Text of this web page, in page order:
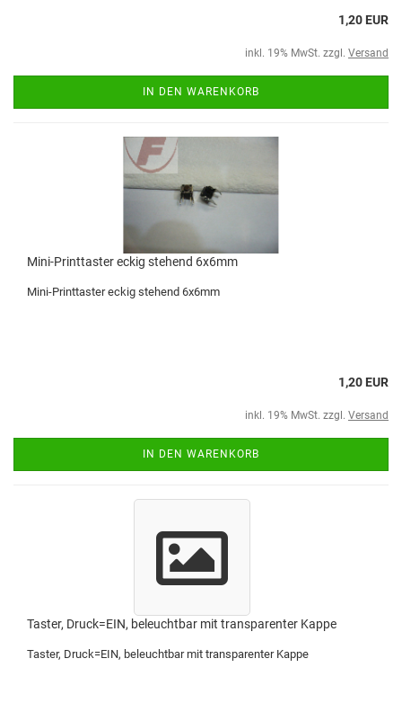
1,20 EUR
inkl. 19% MwSt. zzgl. Versand
IN DEN WARENKORB
Mini-Printtaster eckig stehend 6x6mm
Mini-Printtaster eckig stehend 6x6mm
1,20 EUR
inkl. 19% MwSt. zzgl. Versand
IN DEN WARENKORB
Taster, Druck=EIN, beleuchtbar mit transparenter Kappe
Taster, Druck=EIN, beleuchtbar mit transparenter Kappe